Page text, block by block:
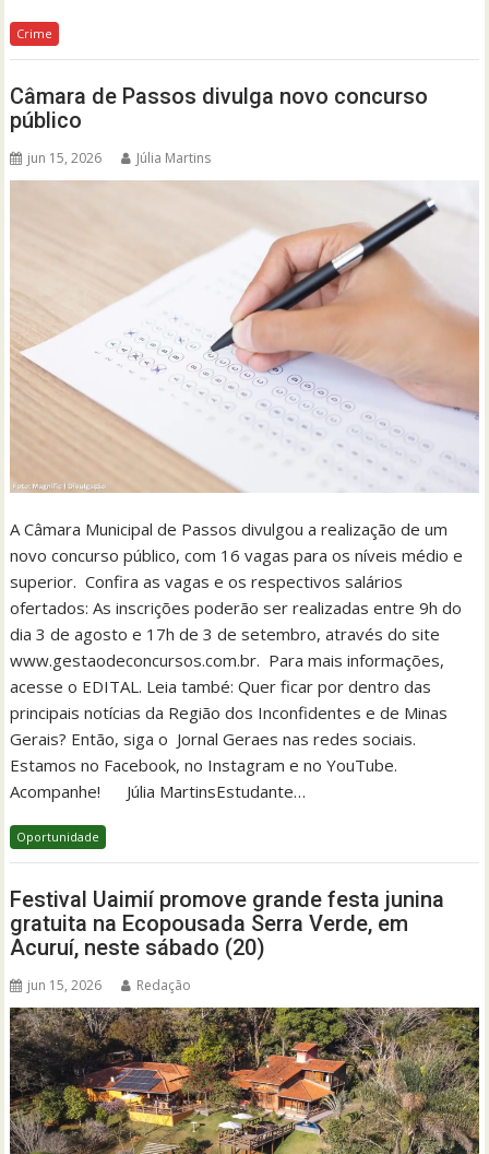
Crime
Câmara de Passos divulga novo concurso
público
jun 15, 2026 Júlia Martins
A Câmara Municipal de Passos divulgou a realização de um
novo concurso público, com 16 vagas para os níveis médio e
superior. Confira as vagas e os respectivos salários
ofertados: As inscrições poderão ser realizadas entre 9h do
dia 3 de agosto e 17h de 3 de setembro, através do site
www.gestaodeconcursos.com.br. Para mais informações,
acesse o EDITAL. Leia també: Quer ficar por dentro das
principais notícias da Região dos Inconfidentes e de Minas
Gerais? Então, siga o Jornal Geraes nas redes sociais.
Estamos no Facebook, no Instagram e no YouTube.
Acompanhe! Júlia MartinsEstudante…
Oportunidade
Festival Uaimií promove grande festa junina
gratuita na Ecopousada Serra Verde, em
Acuruí, neste sábado (20)
jun 15, 2026 Redação